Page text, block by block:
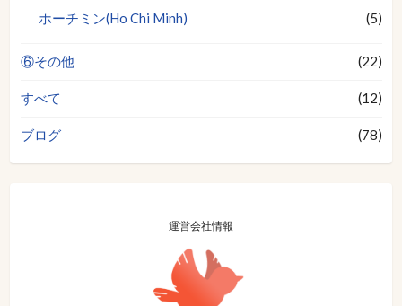
ホーチミン(Ho Chi Minh) (5)
⑥その他 (22)
すべて (12)
ブログ (78)
運営会社情報